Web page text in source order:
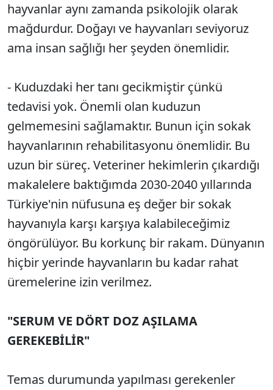
hayvanlar aynı zamanda psikolojik olarak
mağdurdur. Doğayı ve hayvanları seviyoruz
ama insan sağlığı her şeyden önemlidir.
- Kuduzdaki her tanı gecikmiştir çünkü
tedavisi yok. Önemli olan kuduzun
gelmemesini sağlamaktır. Bunun için sokak
hayvanlarının rehabilitasyonu önemlidir. Bu
uzun bir süreç. Veteriner hekimlerin çıkardığı
makalelere baktığımda 2030-2040 yıllarında
Türkiye'nin nüfusuna eş değer bir sokak
hayvanıyla karşı karşıya kalabileceğimiz
öngörülüyor. Bu korkunç bir rakam. Dünyanın
hiçbir yerinde hayvanların bu kadar rahat
üremelerine izin verilmez.
"SERUM VE DÖRT DOZ AŞILAMA
GEREKEBİLİR"
Temas durumunda yapılması gerekenler